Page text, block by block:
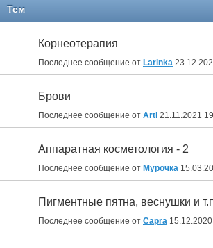
Тем
Корнеотерапия
Последнее сообщение от Larinka
Брови
Последнее сообщение от Arti 21.11.2021
Аппаратная косметология - 2
Последнее сообщение от Мурочка
Пигментные пятна, веснушки и
Последнее сообщение от Capra 15.12.2020